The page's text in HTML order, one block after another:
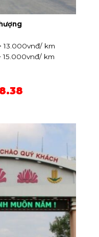
km
km